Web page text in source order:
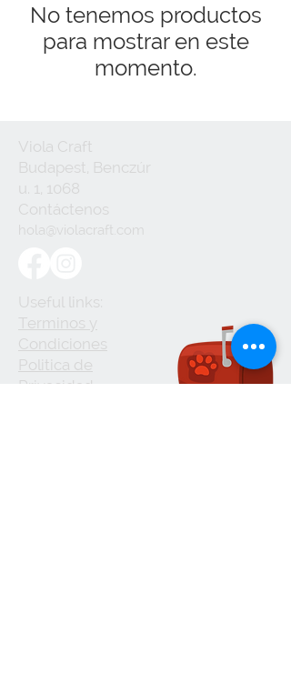
No tenemos productos
para mostrar en este
momento.
Viola Craft
Budapest, Benczúr
u. 1, 1068
Contáctenos
hola@violacraft.com
Useful links:
Terminos y
Condiciones
Politica de
Privacidad